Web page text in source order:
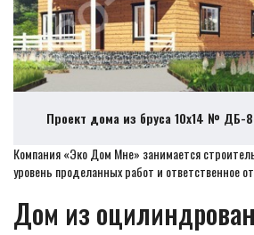
Проект дома из бруса 10х14 № ДБ-
Компания «Эко Дом Мне» занимается
уровень проделанных работ и ответственное
Дом из